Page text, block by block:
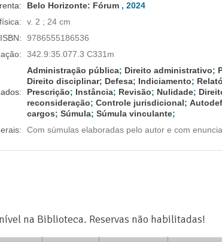
Belo Horizonte: Fórum , 2024
v. 2 ; 24 cm
ISBN:
9786555186536
342.9:35.077.3 C331m
Administração pública; Direito administrativo;
Direito disciplinar; Defesa; Indiciamento;
Prescrição; Instância; Revisão; Nulidade;
reconsideração; Controle jurisdicional;
cargos; Súmula; Súmula vinculante;
Com súmulas elaboradas pelo autor e com
na Biblioteca. Reservas não habilitadas!